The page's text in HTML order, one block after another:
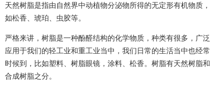
天然树脂是指由自然界中动植物分泌物所得的无定形有机物质，
如松香、琥珀、虫胶等。
严格来讲，树脂是一种酚醛结构的化学物质，种类有很多，广泛
应用于我们的轻工业和重工业当中，我们日常的生活当中也经常
时候到，比如塑料、树脂眼镜，涂料、松香。树脂有天然树脂和
合成树脂之分。